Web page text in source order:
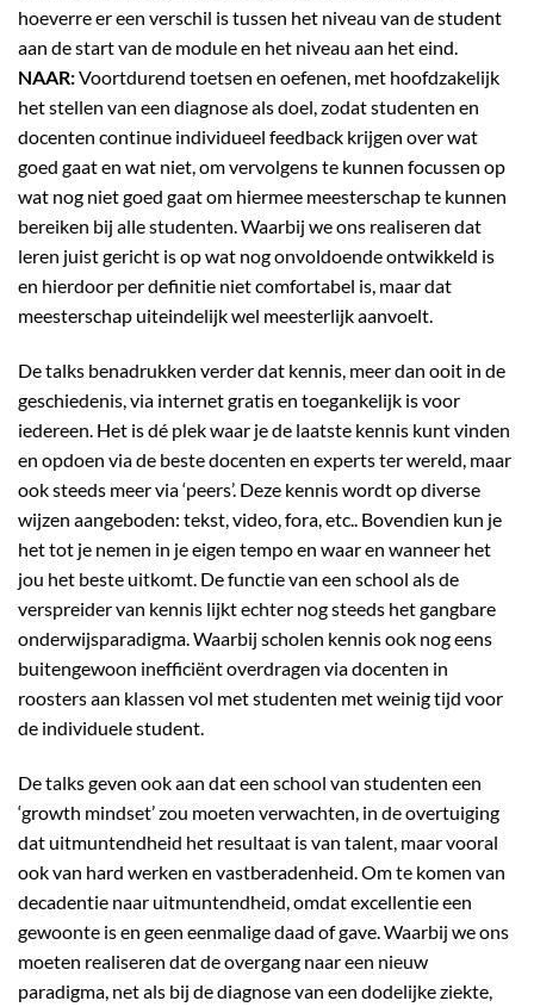
hoeverre er een verschil is tussen het niveau van de student
aan de start van de module en het niveau aan het eind.
NAAR:Voortdurend toetsen en oefenen, met hoofdzakelijk
het stellen van een diagnose als doel, zodat studenten en
docenten continue individueel feedback krijgen over wat
goed gaat en wat niet, om vervolgens te kunnen focussen op
wat nog niet goed gaat om hiermee meesterschap te kunnen
bereiken bij alle studenten. Waarbij we ons realiseren dat
leren juist gericht is op wat nog onvoldoende ontwikkeld is
en hierdoor per definitie niet comfortabel is, maar dat
meesterschap uiteindelijk wel meesterlijk aanvoelt.
De talks benadrukken verder dat kennis, meer dan ooit in de
geschiedenis, via internet gratis en toegankelijk is voor
iedereen. Het is dé plek waar je de laatste kennis kunt vinden
en opdoen via de beste docenten en experts ter wereld, maar
ook steeds meer via ‘peers’. Deze kennis wordt op diverse
wijzen aangeboden: tekst, video, fora, etc.. Bovendien kun je
het tot je nemen in je eigen tempo en waar en wanneer het
jou het beste uitkomt. De functie van een school als de
verspreider van kennis lijkt echter nog steeds het gangbare
onderwijsparadigma. Waarbij scholen kennis ook nog eens
buitengewoon inefficiënt overdragen via docenten in
roosters aan klassen vol met studenten met weinig tijd voor
de individuele student.
De talks geven ook aan dat een school van studenten een
‘growth mindset’ zou moeten verwachten, in de overtuiging
dat uitmuntendheid het resultaat is van talent, maar vooral
ook van hard werken en vastberadenheid. Om te komen van
decadentie naar uitmuntendheid, omdat excellentie een
gewoonte is en geen eenmalige daad of gave. Waarbij we ons
moeten realiseren dat de overgang naar een nieuw
paradigma, net als bij de diagnose van een dodelijke ziekte,